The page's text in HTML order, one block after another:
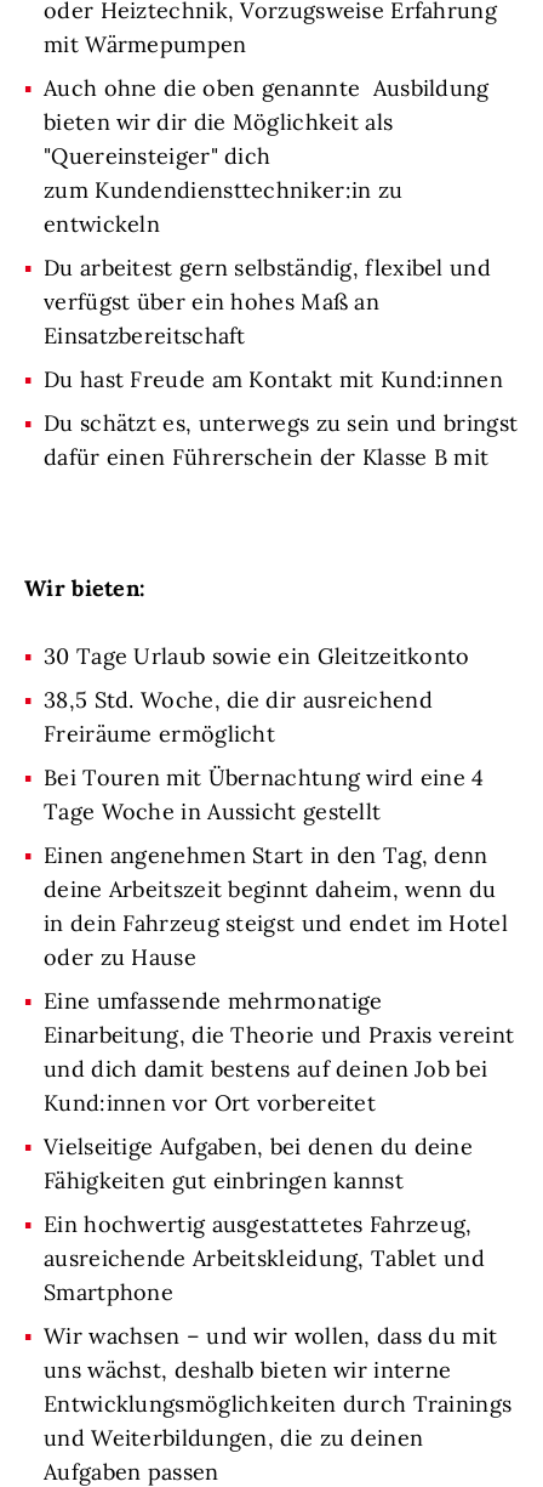
oder Heiztechnik, Vorzugsweise Erfahrung
mit Wärmepumpen
Auch ohne die oben genannte Ausbildung
bieten wir dir die Möglichkeit als
"Quereinsteiger" dich
zum Kundendiensttechniker:in zu
entwickeln
Du arbeitest gern selbständig, flexibel und
verfügst über ein hohes Maß an
Einsatzbereitschaft
Du hast Freude am Kontakt mit Kund:innen
Du schätzt es, unterwegs zu sein und bringst
dafür einen Führerschein der Klasse B mit
Wir bieten:
30 Tage Urlaub sowie ein Gleitzeitkonto
38,5 Std. Woche, die dir ausreichend
Freiräume ermöglicht
Bei Touren mit Übernachtung wird eine 4
Tage Woche in Aussicht gestellt
Einen angenehmen Start in den Tag, denn
deine Arbeitszeit beginnt daheim, wenn du
in dein Fahrzeug steigst und endet im Hotel
oder zu Hause
Eine umfassende mehrmonatige
Einarbeitung, die Theorie und Praxis vereint
und dich damit bestens auf deinen Job bei
Kund:innen vor Ort vorbereitet
Vielseitige Aufgaben, bei denen du deine
Fähigkeiten gut einbringen kannst
Ein hochwertig ausgestattetes Fahrzeug,
ausreichende Arbeitskleidung, Tablet und
Smartphone
Wir wachsen – und wir wollen, dass du mit
uns wächst, deshalb bieten wir interne
Entwicklungsmöglichkeiten durch Trainings
und Weiterbildungen, die zu deinen
Aufgaben passen